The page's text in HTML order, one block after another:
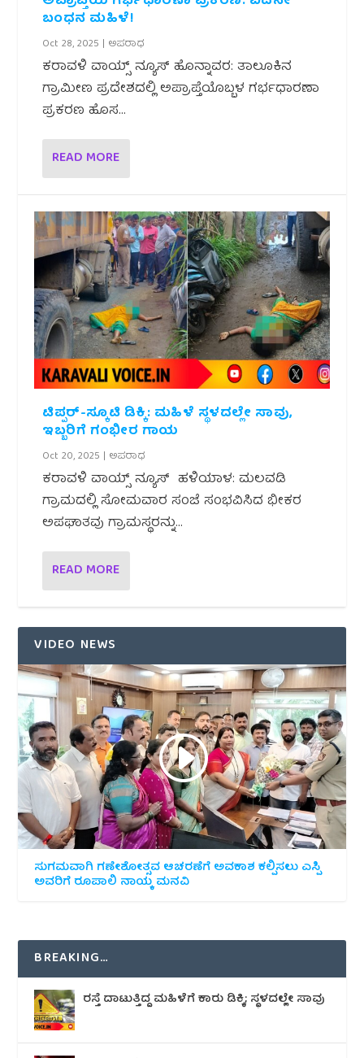
ಬಂಧನ ಮಹಿಳೆ!
Oct 28, 2025 | ಅಪರಾಧ
ಕರಾವಳಿ ವಾಯ್ಸ್ ನ್ಯೂಸ್ ಹೊನ್ನಾವರ: ತಾಲೂಕಿನ
ಗ್ರಾಮೀಣ ಪ್ರದೇಶದಲ್ಲಿ ಅಪ್ರಾಪ್ತೆಯೊಬ್ಬಳ ಗರ್ಭಧಾರಣಾ
ಪ್ರಕರಣ ಹೊಸ...
READ MORE
ಟಿಪ್ಪರ್-ಸ್ಕೂಟಿ ಡಿಕ್ಕಿ: ಮಹಿಳೆ ಸ್ಥಳದಲ್ಲೇ ಸಾವು,
ಇಬ್ಬರಿಗೆ ಗಂಭೀರ ಗಾಯ
Oct 20, 2025 | ಅಪರಾಧ
ಕರಾವಳಿ ವಾಯ್ಸ್ ನ್ಯೂಸ್ ಹಳಿಯಾಳ: ಮಲವಡಿ
ಗ್ರಾಮದಲ್ಲಿ ಸೋಮವಾರ ಸಂಜೆ ಸಂಭವಿಸಿದ ಭೀಕರ
ಅಪಘಾತವು ಗ್ರಾಮಸ್ಥರನ್ನು...
READ MORE
VIDEO NEWS
ಸುಗಮವಾಗಿ ಗಣೇಶೋತ್ಸವ ಆಚರಣೆಗೆ ಅವಕಾಶ ಕಲ್ಪಿಸಲು ಎಸ್ಪಿ
ಅವರಿಗೆ ರೂಪಾಲಿ ನಾಯ್ಕ ಮನವಿ
BREAKING…
ರಸ್ತೆ ದಾಟುತ್ತಿದ್ದ ಮಹಿಳೆಗೆ ಕಾರು ಡಿಕ್ಕಿ; ಸ್ಥಳದಲ್ಲೇ ಸಾವು